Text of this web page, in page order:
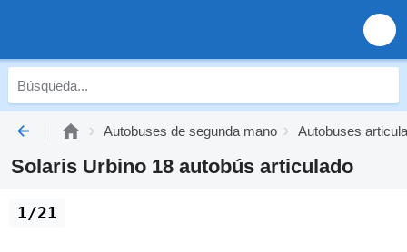
Autobuses de segunda mano Autobuses
Solaris Urbino 18 autobús articulado
1/21